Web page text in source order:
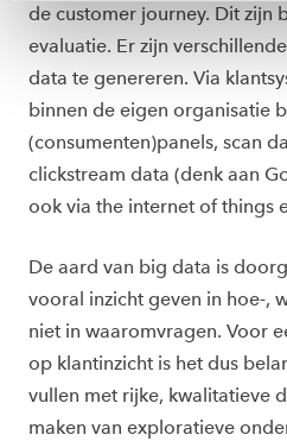
toestemming altijd wijzigen of
onscookiestatement.
de customer journey. Dit zijn
evaluatie. Er zijn
data te genereren. Via
binnen de eigen organisatie
(consumenten)panels, scan
clickstream data (denk aan
ook via the internet of things
De aard van big data is
vooral inzicht geven in hoe-,
niet in waaromvragen. Voor
op klantinzicht is het dus
vullen met rijke, kwalitatieve
maken van exploratieve